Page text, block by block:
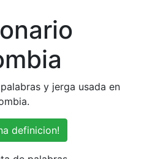
y jerga usada en
definicion!